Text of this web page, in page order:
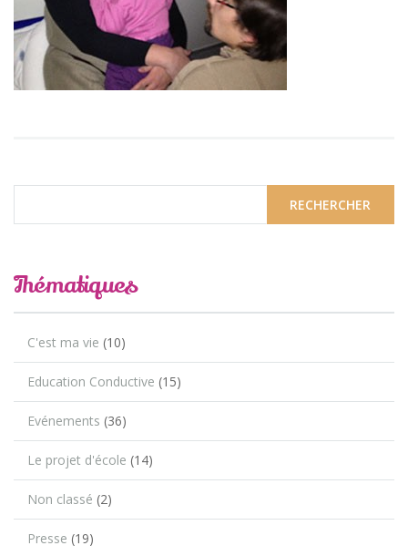
Thématiques
C'est ma vie (10)
Education Conductive (15)
Evénements (36)
Le projet d'école (14)
Non classé (2)
Presse (19)